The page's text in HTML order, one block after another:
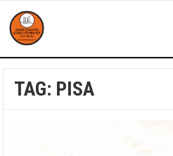
TAG: PISA